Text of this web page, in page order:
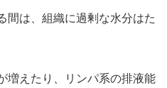
間は、組織に過剰な水分はた
増えたり、リンパ系の排液能